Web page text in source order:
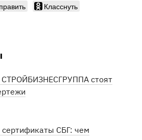
Класснуть
стоят
сертификаты СБГ: чем